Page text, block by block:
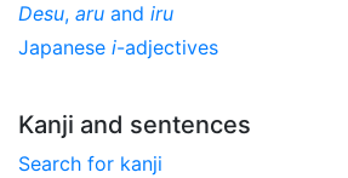
Desu, aru and iru
Japanese i-adjectives
Kanji and sentences
Search for kanji